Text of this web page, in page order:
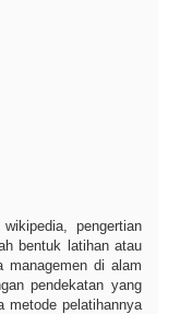
pengertian
bentuk latihan atau
managemen di alam
pendekatan yang
metode pelatihannya